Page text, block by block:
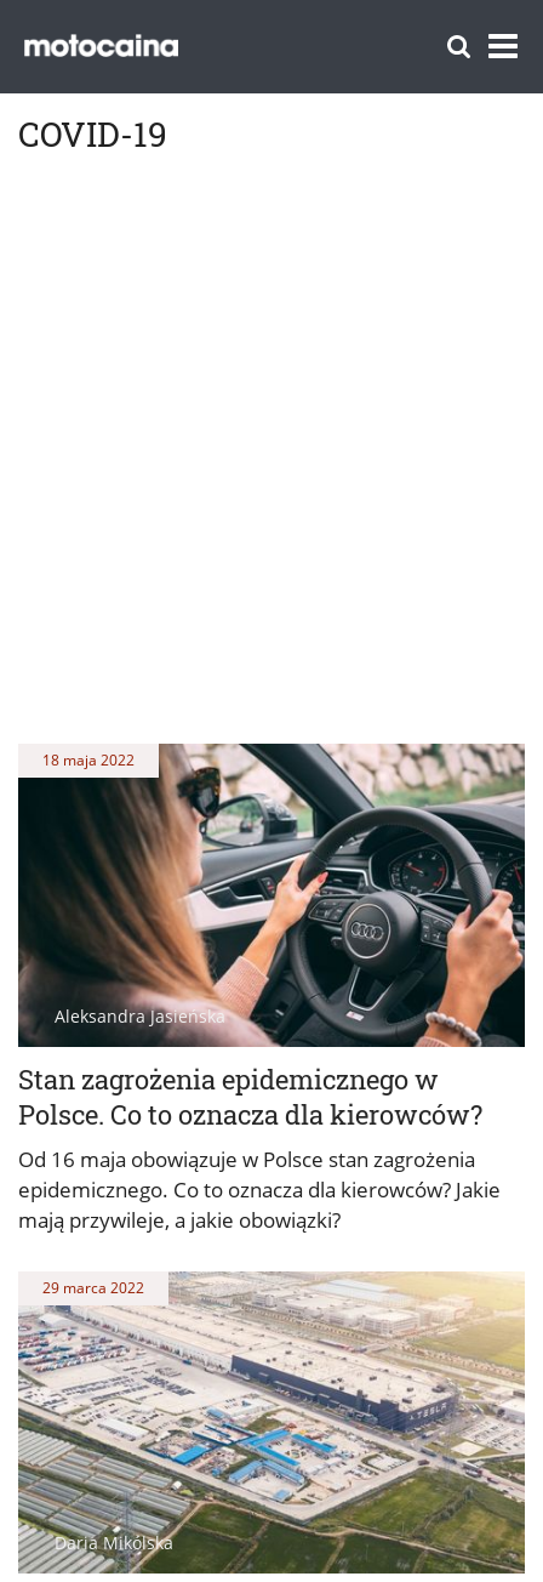
COVID-19
Stan zagrożenia epidemicznego w
Polsce. Co to oznacza dla kierowców?
18 maja 2022
Aleksandra Jasieńska
Od 16 maja obowiązuje w Polsce stan zagrożenia
epidemicznego. Co to oznacza dla kierowców? Jakie
mają przywileje, a jakie obowiązki?
29 marca 2022
Daria Mikólska